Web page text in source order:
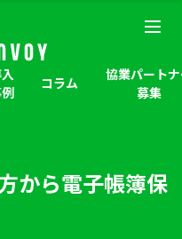
コラム
協業パート
募集
から電子帳簿保